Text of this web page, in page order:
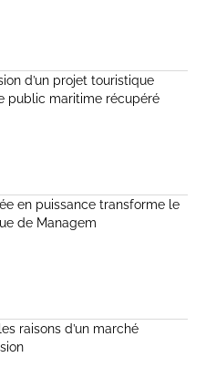
d’un projet touristique
public maritime récupéré
en puissance transforme le
de Managem
raisons d’un marché